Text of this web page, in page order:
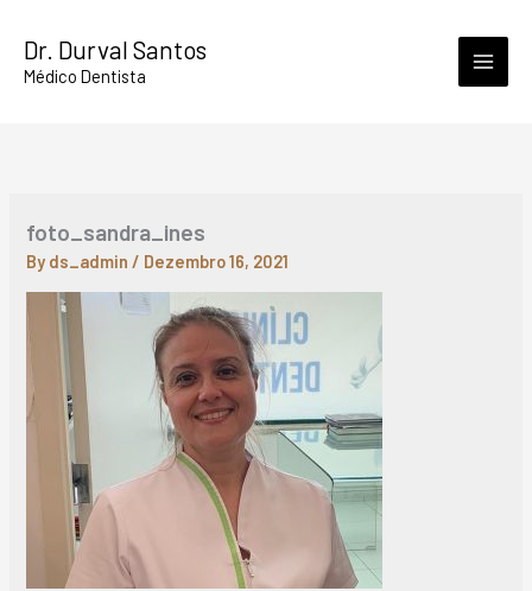
content
Dr. Durval Santos
Médico Dentista
foto_sandra_ines
By ds_admin/ Dezembro 16, 2021